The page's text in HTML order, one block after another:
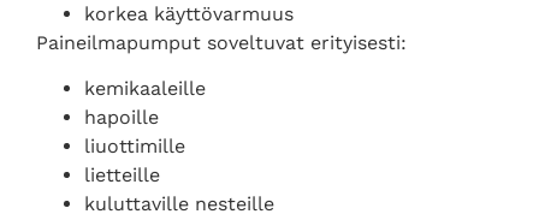
korkea käyttövarmuus
Paineilmapumput soveltuvat erityisesti:
kemikaaleille
hapoille
liuottimille
lietteille
kuluttaville nesteille